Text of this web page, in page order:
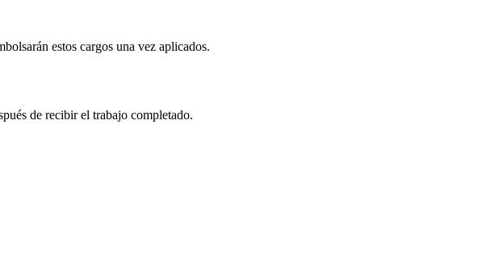
estos cargos una vez aplicados.
de recibir el trabajo completado.